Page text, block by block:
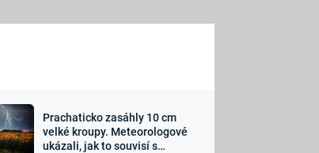
Sledujte nás
Prachaticko zasáhly 10 cm
velké kroupy. Meteorologové
ukázali, jak to souvisí s